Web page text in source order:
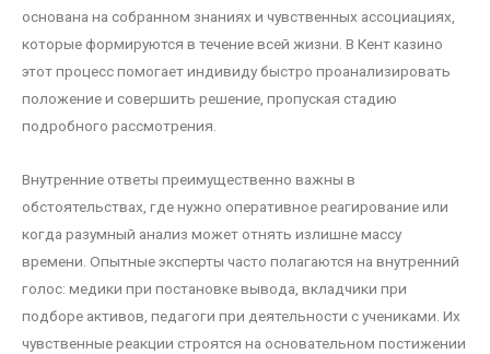
основана на собранном знаниях и чувственных ассоциациях,
которые формируются в течение всей жизни. В Кент казино
этот процесс помогает индивиду быстро проанализировать
положение и совершить решение, пропуская стадию
подробного рассмотрения.
Внутренние ответы преимущественно важны в
обстоятельствах, где нужно оперативное реагирование или
когда разумный анализ может отнять излишне массу
времени. Опытные эксперты часто полагаются на внутренний
голос: медики при постановке вывода, вкладчики при
подборе активов, педагоги при деятельности с учениками. Их
чувственные реакции строятся на основательном постижении